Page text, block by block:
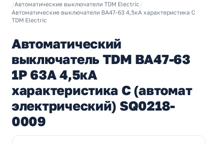
/Автоматические выключатели TDM Electric /
Автоматические выключатели ВА47-63 4,5кА характеристика C
TDM Electric
Автоматический
выключатель TDM ВА47-63
1Р 63А 4,5кА
характеристика C (автомат
электрический) SQ0218-
0009